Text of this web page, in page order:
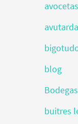
avocetas
blog
buitres